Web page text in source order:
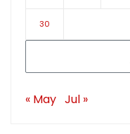
30
« May Jul »